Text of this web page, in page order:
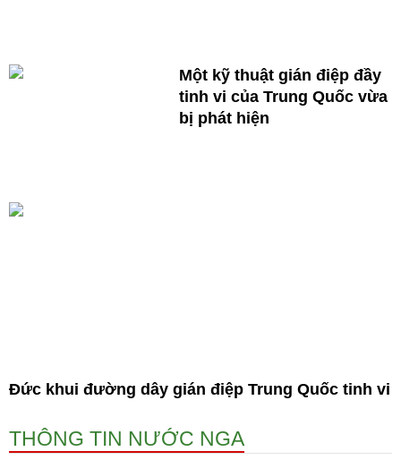
Một kỹ thuật gián điệp đầy
tinh vi của Trung Quốc vừa
bị phát hiện
Đức khui đường dây gián điệp Trung Quốc tinh vi
THÔNG TIN NƯỚC NGA